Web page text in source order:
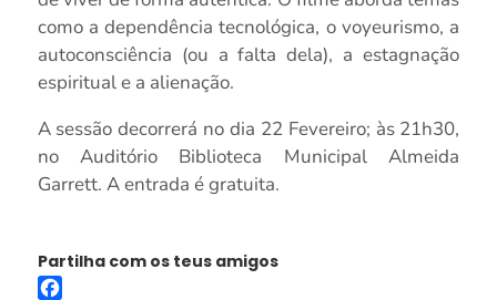
como a dependência tecnológica, o voyeurismo, a
autoconsciência (ou a falta dela), a estagnação
espiritual e a alienação.
A sessão decorrerá no dia 22 Fevereiro; às 21h30,
no Auditório Biblioteca Municipal Almeida
Garrett. A entrada é gratuita.
Partilha com os teus amigos